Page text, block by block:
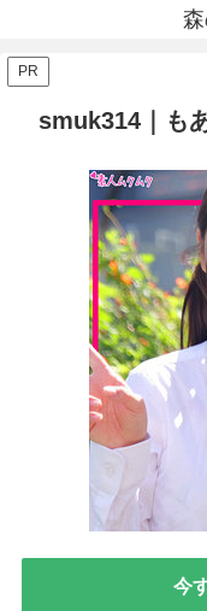
PR
smuk314｜も
今